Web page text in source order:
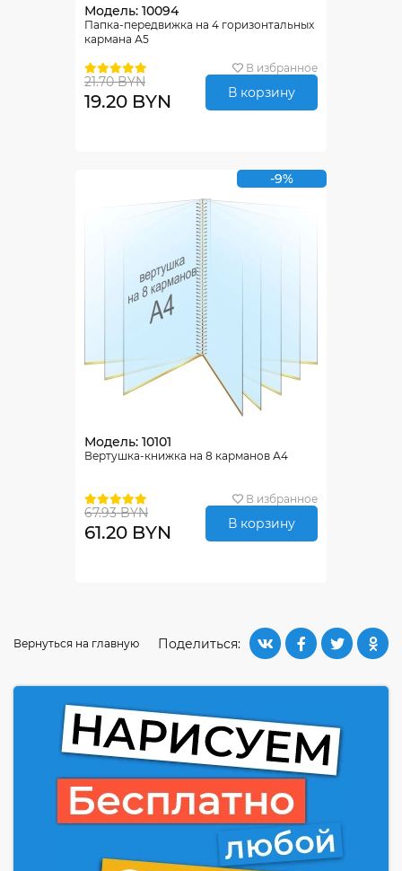
Модель: 10094
Папка-передвижка на 4 горизонтальных
кармана А5
В избранное
21.70 BYN
19.20 BYN В корзину
-9%
Модель: 10101
Вертушка-книжка на 8 карманов А4
В избранное
67.93 BYN
61.20 BYN В корзину
Поделиться:
Вернуться на главную